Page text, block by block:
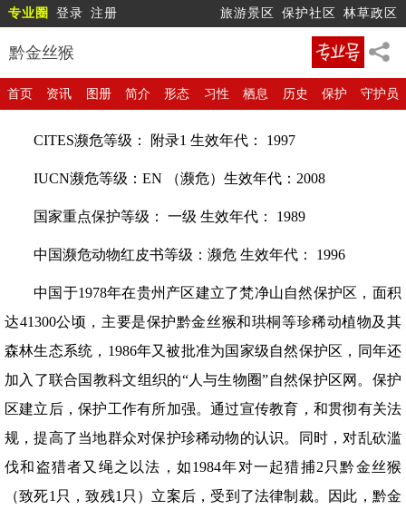
专业圈 登录 注册 旅游景区 保护社区 林草政区
黔金丝猴
首页 资讯 图册 简介 形态 习性 栖息 历史 保护 守护员
CITES濒危等级： 附录1 生效年代： 1997
IUCN濒危等级：EN （濒危）生效年代：2008
国家重点保护等级： 一级 生效年代： 1989
中国濒危动物红皮书等级：濒危 生效年代： 1996
中国于1978年在贵州产区建立了梵净山自然保护区，面积
达41300公顷，主要是保护黔金丝猴和珙桐等珍稀动植物及其
森林生态系统，1986年又被批准为国家级自然保护区，同年还
加入了联合国教科文组织的“人与生物圈”自然保护区网。保护
区建立后，保护工作有所加强。通过宣传教育，和贯彻有关法
规，提高了当地群众对保护珍稀动物的认识。同时，对乱砍滥
伐和盗猎者又绳之以法，如1984年对一起猎捕2只黔金丝猴
（致死1只，致残1只）立案后，受到了法律制裁。因此，黔金